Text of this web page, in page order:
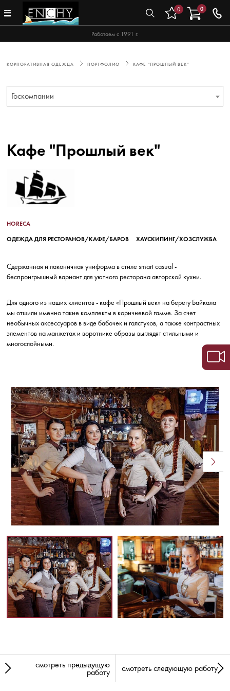
Работаем с 1991 г.
0 0
КОРПОРАТИВНАЯ ОДЕЖДА ПОРТФОЛИО КАФЕ "ПРОШЛЫЙ ВЕК"
Госкомпании
Кафе "Прошлый век"
HORECA
ОДЕЖДА ДЛЯ РЕСТОРАНОВ/КАФЕ/БАРОВ
ХАУСКИПИНГ/ХОЗСЛУЖБА
Сдержанная и лаконичная униформа в стиле smart casual -
беспроигрышный вариант для уютного ресторана авторской кухни.
Для одного из наших клиентов - кафе «Прошлый век» на берегу Байкала
мы отшили именно такие комплекты в коричневой гамме. За счет
необычных аксессуаров в виде бабочек и галстуков, а также контрастных
элементов на манжетах и воротнике образы выглядят стильными и
многослойными.
смотреть предыдущую
работу смотреть следующую работу